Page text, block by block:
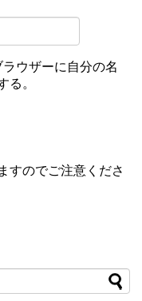
ウザーに自分の名
る。
すのでご注意くださ